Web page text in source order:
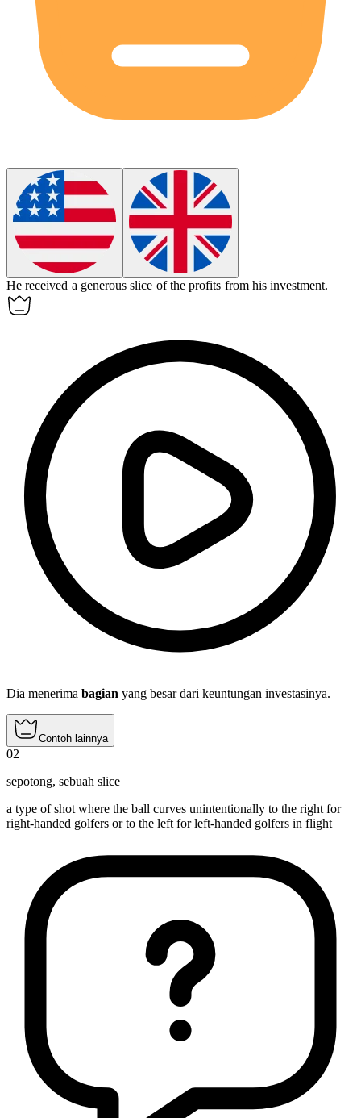
He received a generousslice of the profits from his investment.
Dia menerima bagian yang besar dari keuntungan investasinya.
Contoh lainnya
02
sepotong, sebuah slice
a type of shot where the ball curves unintentionally to the right for
right-handed golfers or to the left for left-handed golfers in flight